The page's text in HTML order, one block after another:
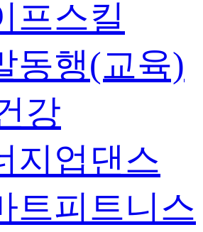
프스킬
동행(교육)
강
지업댄스
트피트니스